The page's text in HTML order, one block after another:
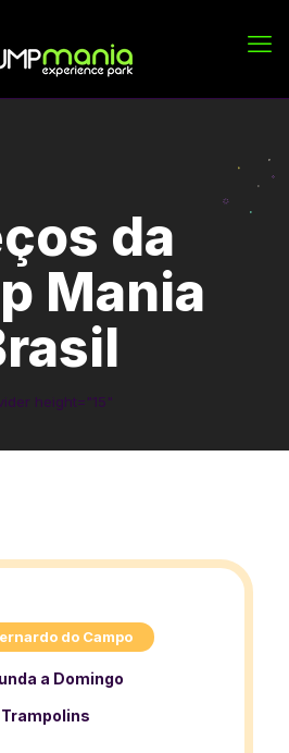
da
Mania
height="15"
do Campo
a Domingo
Trampolins